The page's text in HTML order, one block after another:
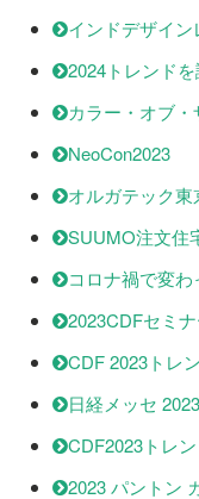
インドデザイン
2024トレンド
カラー・オブ
NeoCon2023
オルガテック東
SUUMO注文住
コロナ禍で変
2023CDFセミ
CDF 2023トレ
日経メッセ 2023
CDF2023トレ
2023 パントン